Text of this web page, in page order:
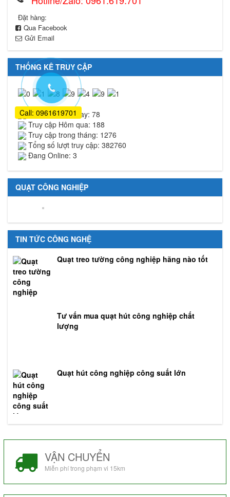
Đặt hàng:
Qua Facebook
Gửi Email
THỐNG KÊ TRUY CẬP
Truy cập Hôm nay: 78
Truy cập Hôm qua: 188
Truy cập trong tháng: 1276
Tổng số lượt truy cập: 382760
Đang Online: 3
QUẠT CÔNG NGHIỆP
TIN TỨC CÔNG NGHỆ
Quạt treo tường công nghiệp hãng nào tốt
Tư vấn mua quạt hút công nghiệp chất
lượng
Quạt hút công nghiệp công suất lớn
VẬN CHUYỂN
Miễn phí trong phạm vi 15km
Call: 0961619701